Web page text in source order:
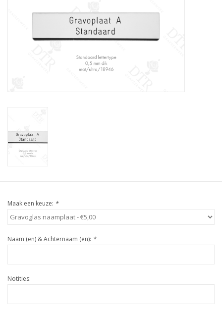
Maak een keuze: *
Naam (en) & Achternaam (en): *
Notities: